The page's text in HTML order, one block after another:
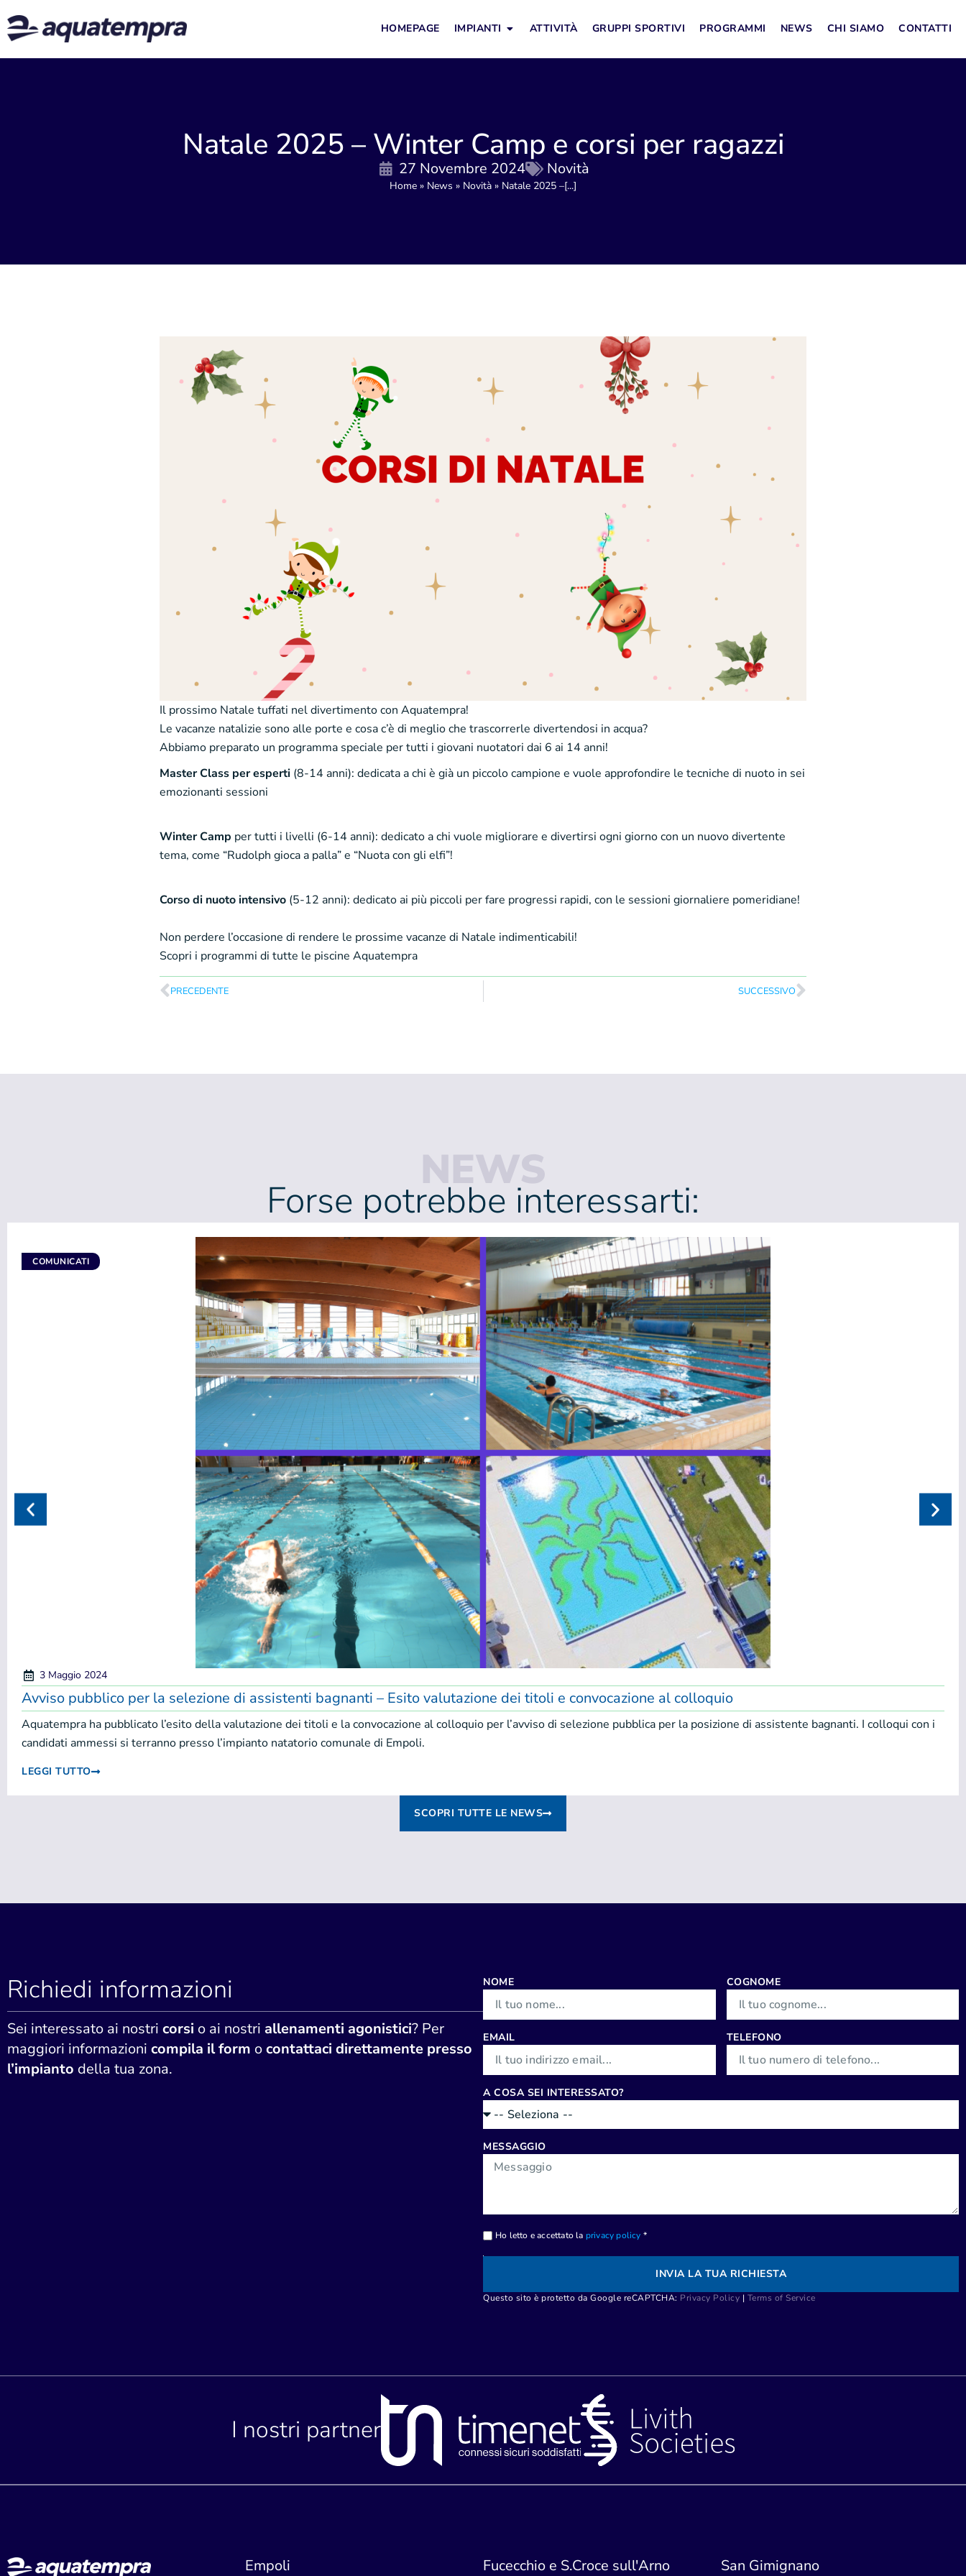
HOMEPAGE IMPIANTI ATTIVITÀ GRUPPI SPORTIVI PROGRAMMI NEWS CHI SIAMO CONTATTI
Natale 2025 – Winter Camp e corsi per ragazzi
27 Novembre 2024 Novità
Home » News » Novità » Natale 2025 –[...]
Il prossimo Natale tuffati nel divertimento con Aquatempra!
Le vacanze natalizie sono alle porte e cosa c’è di meglio che trascorrerle divertendosi in acqua?
Abbiamo preparato un programma speciale per tutti i giovani nuotatori dai 6 ai 14 anni!
Master Class per esperti (8-14 anni): dedicata a chi è già un piccolo campione e vuole approfondire le tecniche di nuoto in sei
emozionanti sessioni
Winter Camp per tutti i livelli (6-14 anni): dedicato a chi vuole migliorare e divertirsi ogni giorno con un nuovo divertente
tema, come “Rudolph gioca a palla” e “Nuota con gli elfi”!
Corso di nuoto intensivo (5-12 anni): dedicato ai più piccoli per fare progressi rapidi, con le sessioni giornaliere pomeridiane!
Non perdere l’occasione di rendere le prossime vacanze di Natale indimenticabili!
Scopri i programmi di tutte le piscine Aquatempra
PRECEDENTE SUCCESSIVO
NEWS
Forse potrebbe interessarti:
COMUNICATI
3 Maggio 2024
Avviso pubblico per la selezione di assistenti bagnanti – Esito valutazione dei titoli e convocazione al colloquio
Aquatempra ha pubblicato l’esito della valutazione dei titoli e la convocazione al colloquio per l’avviso di selezione pubblica per la posizione di assistente bagnanti. I colloqui con i
candidati ammessi si terranno presso l’impianto natatorio comunale di Empoli.
LEGGI TUTTO
SCOPRI TUTTE LE NEWS
Richiedi informazioni
Sei interessato ai nostri corsi o ai nostri allenamenti agonistici? Per
maggiori informazioni compila il form ocontattaci direttamente presso
l’impianto della tua zona.
NOME COGNOME
EMAIL TELEFONO
A COSA SEI INTERESSATO?
MESSAGGIO
Ho letto e accettato la privacy policy *
INVIA LA TUA RICHIESTA
Questo sito è protetto da Google reCAPTCHA: Privacy Policy | Terms of Service
I nostri partner
Empoli Fucecchio e S.Croce sull'Arno San Gimignano